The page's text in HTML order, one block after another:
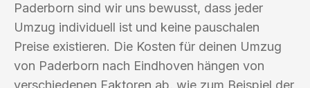
Paderborn sind wir uns bewusst, dass jeder
Umzug individuell ist und keine pauschalen
Preise existieren. Die Kosten für deinen Umzug
von Paderborn nach Eindhoven hängen von
verschiedenen Faktoren ab, wie zum Beispiel der